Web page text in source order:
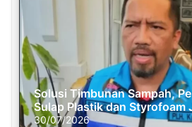
Solusi Timbunan Sampah,
Sulap Plastik dan Styrofoam
30/07/2026